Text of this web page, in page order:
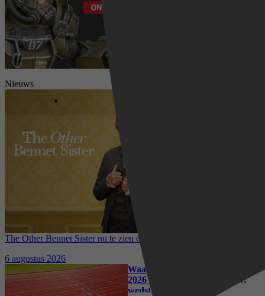
Nieuws
The Other Bennet Sister nu te zien op HBO Max: romantisch
kostuumdrama krijgt lovende recensies
6 augustus 2026
Waar kun je het EK Atletiek
2026 kijken? Zo volg je alle
wedstrijden live